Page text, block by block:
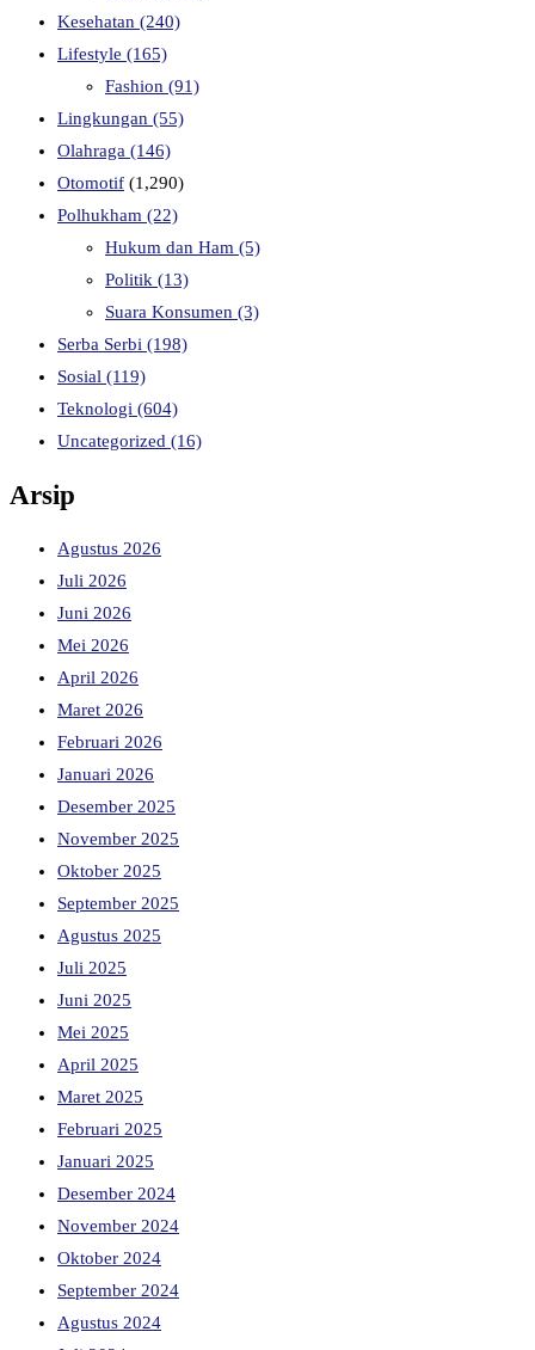
Kesehatan (240)
Lifestyle (165)
Fashion (91)
Lingkungan (55)
Olahraga (146)
Otomotif (1,290)
Polhukham (22)
Hukum dan Ham (5)
Politik (13)
Suara Konsumen (3)
Serba Serbi (198)
Sosial (119)
Teknologi (604)
Uncategorized (16)
Arsip
Agustus 2026
Juli 2026
Juni 2026
Mei 2026
April 2026
Maret 2026
Februari 2026
Januari 2026
Desember 2025
November 2025
Oktober 2025
September 2025
Agustus 2025
Juli 2025
Juni 2025
Mei 2025
April 2025
Maret 2025
Februari 2025
Januari 2025
Desember 2024
November 2024
Oktober 2024
September 2024
Agustus 2024